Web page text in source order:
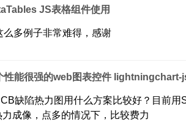
JS表格组件使用
么多例子非常难得，感谢
性能很强的web图表控件 lightningchart-
缺陷热力图用什么方案比较好？目前用
成像，点多的情况下，比较费力